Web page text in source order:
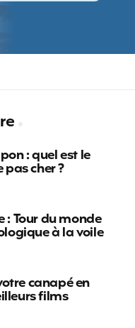
: quel est le
cher ?
: Tour du monde
à la voile
canapé en
films